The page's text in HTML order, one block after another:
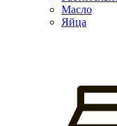
Масло
Яйца